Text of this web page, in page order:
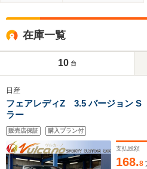
在庫一覧
10 台
日産
フェアレディZ 3.5 バージョン
ラー
販売店保証 購入プラン付
支払総額
168.8